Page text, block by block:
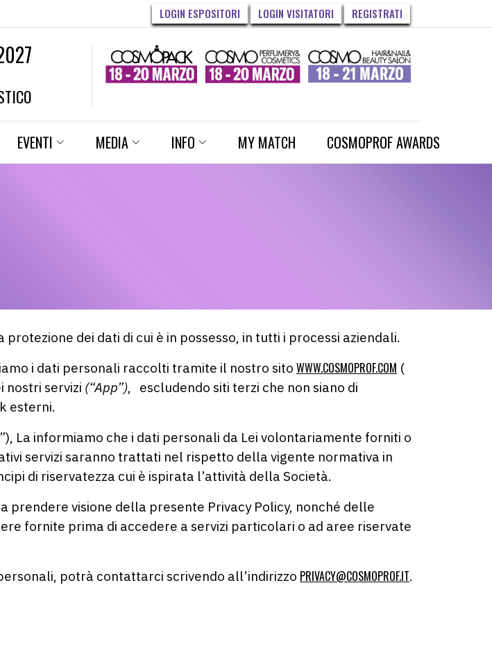
LOGIN ESPOSITORI LOGIN VISITATORI REGISTRATI
EVENTI MEDIA INFO MY MATCH COSMOPROF AWARDS
dei dati di cui è in possesso, in tutti i processi aziendali.
i dati personali raccolti tramite il nostro sito WWW.COSMOPROF.COM (
nostri servizi (“App”), escludendo siti terzi che non siano di
esterni.
”), La informiamo che i dati personali da Lei volontariamente forniti o
servizi saranno trattati nel rispetto della vigente normativa in
di riservatezza cui è ispirata l’attività della Società.
prendere visione della presente Privacy Policy, nonché delle
fornite prima di accedere a servizi particolari o ad aree riservate
potrà contattarci scrivendo all’indirizzo PRIVACY@COSMOPROF.IT.